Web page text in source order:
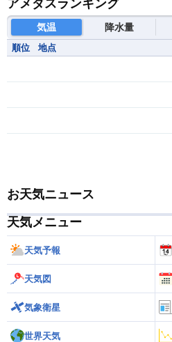
アメダスランキング
気温 降水量
順位 地点
お天気ニュース
天気メニュー
天気予報
天気図
気象衛星
世界天気